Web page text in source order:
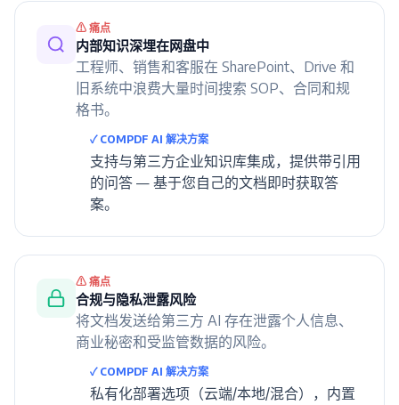
⚠ 痛点
内部知识深埋在网盘中
工程师、销售和客服在 SharePoint、Drive 和
旧系统中浪费大量时间搜索 SOP、合同和规
格书。
✓ COMPDF AI 解决方案
支持与第三方企业知识库集成，提供带引用
的问答 — 基于您自己的文档即时获取答
案。
⚠ 痛点
合规与隐私泄露风险
将文档发送给第三方 AI 存在泄露个人信息、
商业秘密和受监管数据的风险。
✓ COMPDF AI 解决方案
私有化部署选项（云端/本地/混合），内置